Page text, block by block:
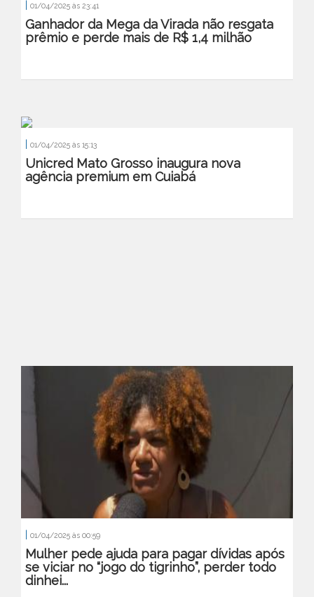
01/04/2025 às 23:41
Ganhador da Mega da Virada não resgata
prêmio e perde mais de R$ 1,4 milhão
01/04/2025 às 15:13
Unicred Mato Grosso inaugura nova
agência premium em Cuiabá
01/04/2025 às 00:59
Mulher pede ajuda para pagar dívidas após
se viciar no “jogo do tigrinho”, perder todo
dinhei...